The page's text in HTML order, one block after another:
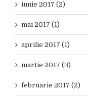
iunie 2017 (2)
mai 2017 (1)
aprilie 2017 (1)
martie 2017 (3)
februarie 2017 (2)